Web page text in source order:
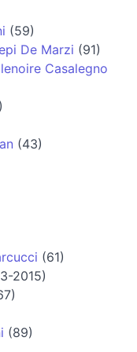
(59)
De Marzi (91)
Casalegno
(43)
(61)
2015)
(89)